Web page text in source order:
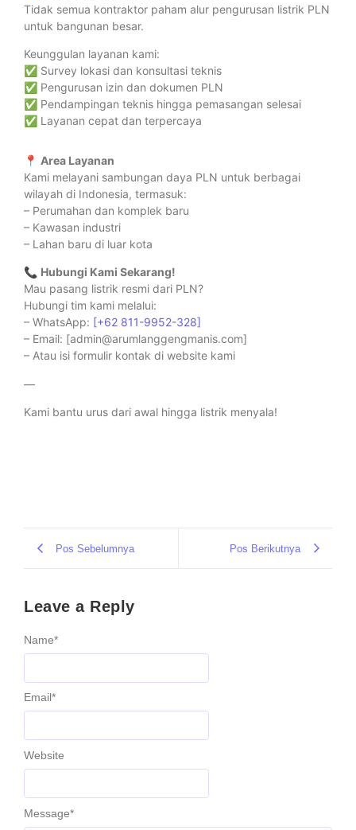
Tidak semua kontraktor paham alur pengurusan listrik PLN
untuk bangunan besar.
Keunggulan layanan kami:
✅ Survey lokasi dan konsultasi teknis
✅ Pengurusan izin dan dokumen PLN
✅ Pendampingan teknis hingga pemasangan selesai
✅ Layanan cepat dan terpercaya
📍 Area Layanan
Kami melayani sambungan daya PLN untuk berbagai
wilayah di Indonesia, termasuk:
– Perumahan dan komplek baru
– Kawasan industri
– Lahan baru di luar kota
📞 Hubungi Kami Sekarang!
Mau pasang listrik resmi dari PLN?
Hubungi tim kami melalui:
– WhatsApp: [+62 811-9952-328]
– Email: [admin@arumlanggengmanis.com]
– Atau isi formulir kontak di website kami
—
Kami bantu urus dari awal hingga listrik menyala!
Pos Sebelumnya Pos Berikutnya
Leave a Reply
Message*
Name*
Email*
Website